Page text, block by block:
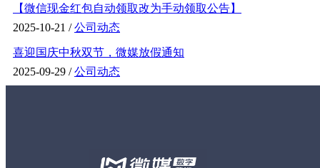
【微信现金红包自动领取改为手动领取公告】
2025-10-21 /公司动态
喜迎国庆中秋双节，微媒放假通知
2025-09-29 /公司动态